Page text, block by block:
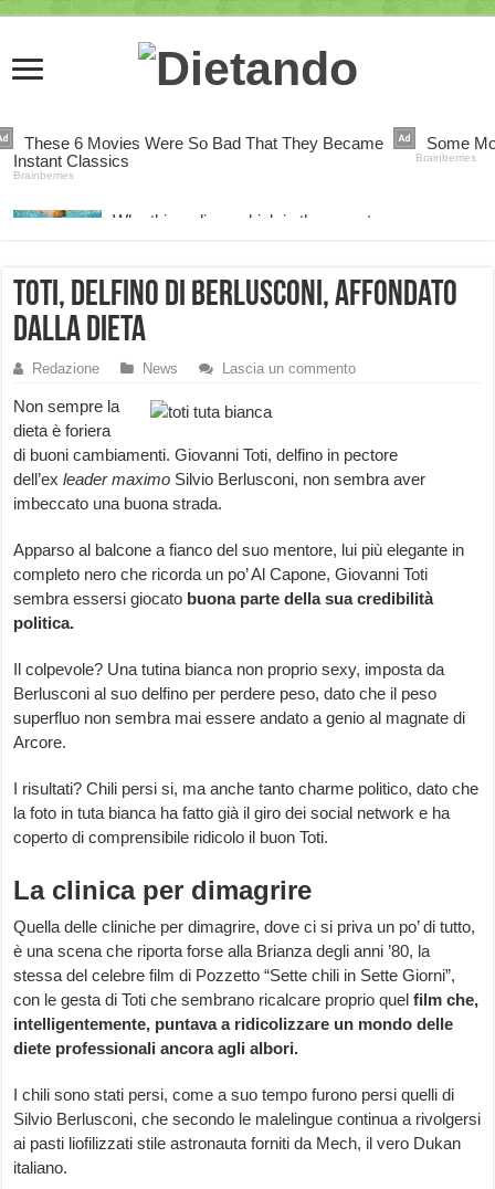
Toti, delfino di Berlusconi, affondato
dalla dieta
Redazione News Lascia un commento
Non sempre la
dieta è foriera
di buoni cambiamenti. Giovanni Toti, delfino in pectore
dell’exleader maximo Silvio Berlusconi, non sembra aver
imbeccato una buona strada.
Apparso al balcone a fianco del suo mentore, lui più elegante in
completo nero che ricorda un po’ Al Capone, Giovanni Toti
sembra essersi giocato buona parte della sua credibilità
politica.
Il colpevole? Una tutina bianca non proprio sexy, imposta da
Berlusconi al suo delfino per perdere peso, dato che il peso
superfluo non sembra mai essere andato a genio al magnate di
Arcore.
I risultati? Chili persi si, ma anche tanto charme politico, dato che
la foto in tuta bianca ha fatto già il giro dei social network e ha
coperto di comprensibile ridicolo il buon Toti.
La clinica per dimagrire
Quella delle cliniche per dimagrire, dove ci si priva un po’ di tutto,
è una scena che riporta forse alla Brianza degli anni ’80, la
stessa del celebre film di Pozzetto “Sette chili in Sette Giorni”,
con le gesta di Toti che sembrano ricalcare proprio quelfilm che,
intelligentemente, puntava a ridicolizzare un mondo delle
diete professionali ancora agli albori.
I chili sono stati persi, come a suo tempo furono persi quelli di
Silvio Berlusconi, che secondo le malelingue continua a rivolgersi
ai pasti liofilizzati stile astronauta forniti da Mech, il vero Dukan
italiano.